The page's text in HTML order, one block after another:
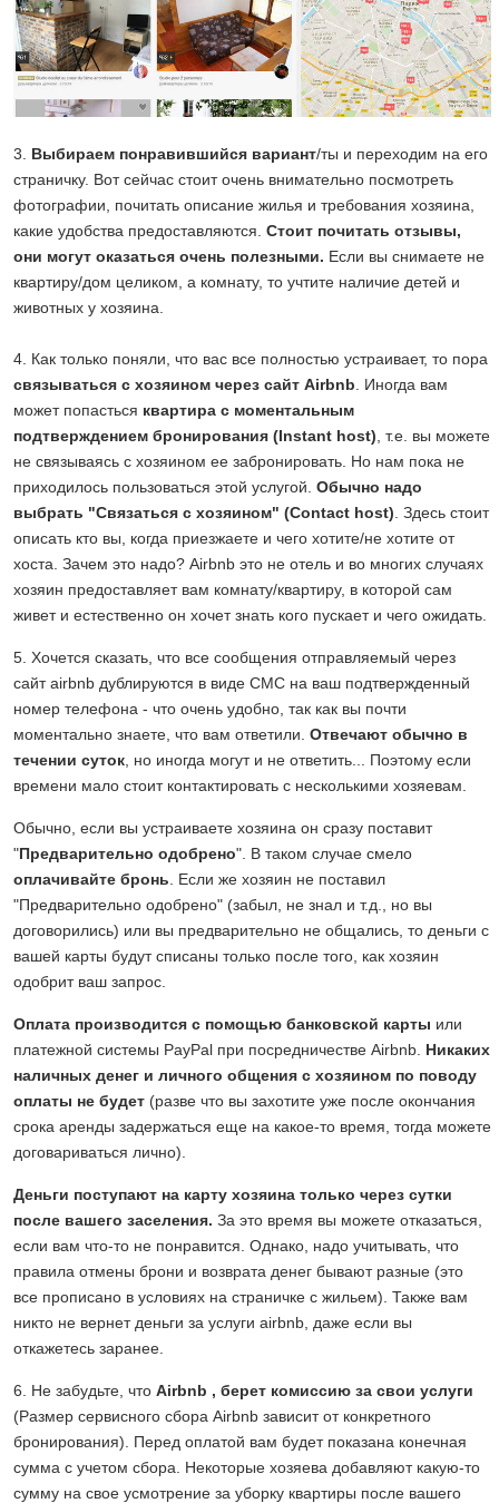
3. Выбираем понравившийся вариант/ты и переходим на его
страничку. Вот сейчас стоит очень внимательно посмотреть
фотографии, почитать описание жилья и требования хозяина,
какие удобства предоставляются. Стоит почитать отзывы,
они могут оказаться очень полезными. Если вы снимаете не
квартиру/дом целиком, а комнату, то учтите наличие детей и
животных у хозяина.
4. Как только поняли, что вас все полностью устраивает, то пора
связываться с хозяином через сайт Airbnb . Иногда вам
может попасться квартира с моментальным
подтверждением бронирования (Instant host) , т.е. вы можете
не связываясь с хозяином ее забронировать. Но нам пока не
приходилось пользоваться этой услугой. Обычно надо
выбрать "Связаться с хозяином" (Contact host) . Здесь стоит
описать кто вы, когда приезжаете и чего хотите/не хотите от
хоста. Зачем это надо? Airbnb это не отель и во многих случаях
хозяин предоставляет вам комнату/квартиру, в которой сам
живет и естественно он хочет знать кого пускает и чего ожидать.
5. Хочется сказать, что все сообщения отправляемый через
сайт airbnb дублируются в виде СМС на ваш подтвержденный
номер телефона - что очень удобно, так как вы почти
моментально знаете, что вам ответили. Отвечают обычно в
течении суток , но иногда могут и не ответить... Поэтому если
времени мало стоит контактировать с несколькими хозяевам.
Обычно, если вы устраиваете хозяина он сразу поставит
"Предварительно одобрено". В таком случае смело
оплачивайте бронь . Если же хозяин не поставил
"Предварительно одобрено" (забыл, не знал и т.д., но вы
договорились) или вы предварительно не общались, то деньги с
вашей карты будут списаны только после того, как хозяин
одобрит ваш запрос.
Оплата производится с помощью банковской карты или
платежной системы PayPal при посредничестве Airbnb. Никаких
наличных денег и личного общения с хозяином по поводу
оплаты не будет (разве что вы захотите уже после окончания
срока аренды задержаться еще на какое-то время, тогда можете
договариваться лично).
Деньги поступают на карту хозяина только через сутки
после вашего заселения. За это время вы можете отказаться,
если вам что-то не понравится. Однако, надо учитывать, что
правила отмены брони и возврата денег бывают разные (это
все прописано в условиях на страничке с жильем). Также вам
никто не вернет деньги за услуги airbnb, даже если вы
откажетесь заранее.
6. Не забудьте, что Airbnb , берет комиссию за свои услуги
(Размер сервисного сбора Airbnb зависит от конкретного
бронирования). Перед оплатой вам будет показана конечная
сумма с учетом сбора. Некоторые хозяева добавляют какую-то
сумму на свое усмотрение за уборку квартиры после вашего